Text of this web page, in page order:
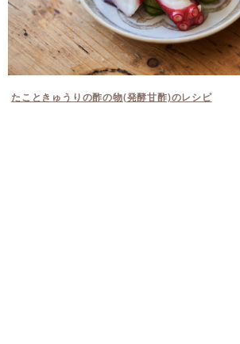
たこときゅうりの酢の物(発酵甘酢)のレシピ